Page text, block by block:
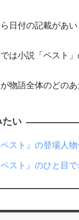
日付の記載があい
は小説「ペスト
物語全体のどの
たい
スト』の登場人
スト』のひと目